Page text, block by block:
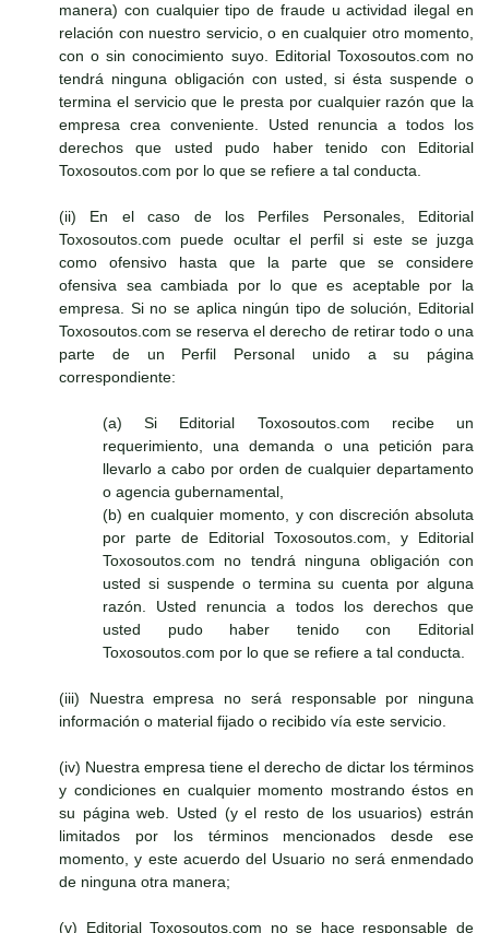
manera) con cualquier tipo de fraude u actividad ilegal en
relación con nuestro servicio, o en cualquier otro momento,
con o sin conocimiento suyo. Editorial Toxosoutos.com no
tendrá ninguna obligación con usted, si ésta suspende o
termina el servicio que le presta por cualquier razón que la
empresa crea conveniente. Usted renuncia a todos los
derechos que usted pudo haber tenido con Editorial
Toxosoutos.com por lo que se refiere a tal conducta.
(ii) En el caso de los Perfiles Personales, Editorial
Toxosoutos.com puede ocultar el perfil si este se juzga
como ofensivo hasta que la parte que se considere
ofensiva sea cambiada por lo que es aceptable por la
empresa. Si no se aplica ningún tipo de solución, Editorial
Toxosoutos.com se reserva el derecho de retirar todo o una
parte de un Perfil Personal unido a su página
correspondiente:
(a) Si Editorial Toxosoutos.com recibe un
requerimiento, una demanda o una petición para
llevarlo a cabo por orden de cualquier departamento
o agencia gubernamental,
(b) en cualquier momento, y con discreción absoluta
por parte de Editorial Toxosoutos.com, y Editorial
Toxosoutos.com no tendrá ninguna obligación con
usted si suspende o termina su cuenta por alguna
razón. Usted renuncia a todos los derechos que
usted pudo haber tenido con Editorial
Toxosoutos.com por lo que se refiere a tal conducta.
(iii) Nuestra empresa no será responsable por ninguna
información o material fijado o recibido vía este servicio.
(iv) Nuestra empresa tiene el derecho de dictar los términos
y condiciones en cualquier momento mostrando éstos en
su página web. Usted (y el resto de los usuarios) estrán
limitados por los términos mencionados desde ese
momento, y este acuerdo del Usuario no será enmendado
de ninguna otra manera;
(v) Editorial Toxosoutos.com no se hace responsable de